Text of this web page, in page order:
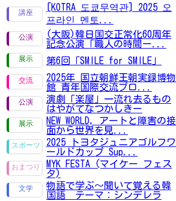
[KOTRA 도쿄무역관] 2025 오
프라인 멘토...
(大阪)韓日国交正常化60周年
記念公演「職人の時間ー...
第6回「SMILE for SMILE」
2025年 国立朝鮮王朝実録博物
館 青年国際交流プロ...
演劇「楽屋」一流れ去るもの
はやがてなつかしきー
NEW WORLD, アートと障害の接
面から世界を見...
2025 トヨタジュニアゴルフワ
ールドカップ Sup...
MYK FESTA (マイケー フェス
タ)
物語で学ぶ～聞いて覚える韓
国語 テーマ：シンデレラ